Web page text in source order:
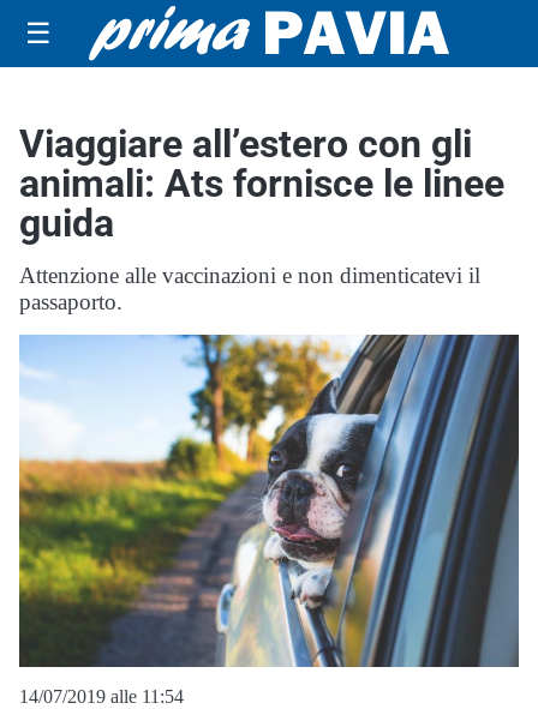
☰
Viaggiare all’estero con gli
animali: Ats fornisce le linee
guida
Attenzione alle vaccinazioni e non dimenticatevi il
passaporto.
14/07/2019 alle 11:54